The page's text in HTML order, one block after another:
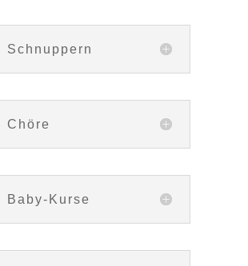
Schnuppern
Chöre
Baby-Kurse